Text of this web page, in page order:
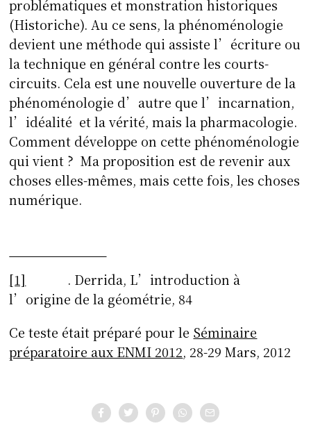
problématiques et monstration historiques
(Historiche). Au ce sens, la phénoménologie
devient une méthode qui assiste l’écriture ou
la technique en général contre les courts-
circuits. Cela est une nouvelle ouverture de la
phénoménologie d’autre que l’incarnation,
l’idéalité et la vérité, mais la pharmacologie.
Comment développe on cette phénoménologie
qui vient ? Ma proposition est de revenir aux
choses elles-mêmes, mais cette fois, les choses
numérique.
[1] . Derrida, L’introduction à
l’origine de la géométrie, 84
Ce teste était préparé pour le Séminaire
préparatoire aux ENMI 2012, 28-29 Mars, 2012